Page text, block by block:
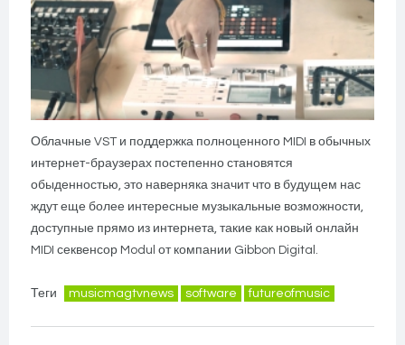
Облачные VST и поддержка полноценного MIDI в обычных
интернет-браузерах постепенно становятся
обыденностью, это наверняка значит что в будущем нас
ждут еще более интересные музыкальные возможности,
доступные прямо из интернета, такие как новый онлайн
MIDI секвенсор Modul от компании Gibbon Digital.
Теги musicmagtvnews software futureofmusic